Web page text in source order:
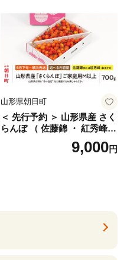
産 農家直送 期間限定 特産品
サイズミックス くらもとフ
ァーム 愛南町 愛媛県
山形県朝日町
＜ 先行予約 ＞ 山形県産 さく
らんぼ （ 佐藤錦 ・ 紅秀峰
） ご家庭用 M以上 700g 【20
26年6月下旬から7月上旬発
9,000円